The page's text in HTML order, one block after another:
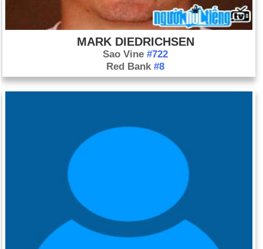
MARK DIEDRICHSEN
Sao Vine #722
Red Bank #8